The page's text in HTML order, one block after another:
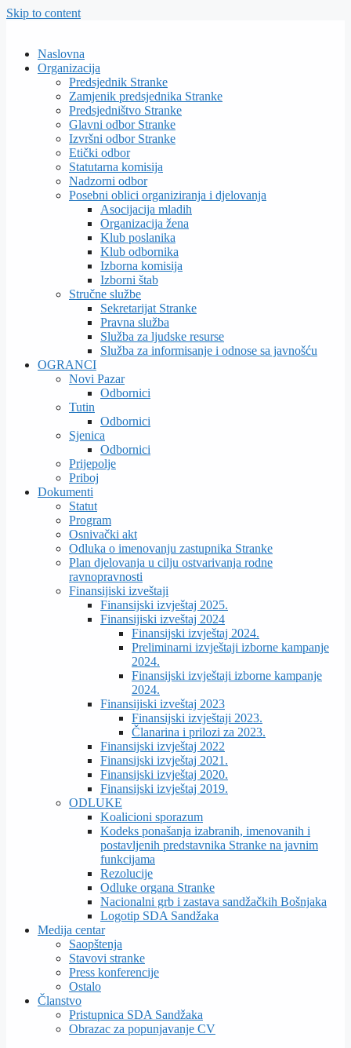
Skip to content
Naslovna
Organizacija
Predsjednik Stranke
Zamjenik predsjednika Stranke
Predsjedništvo Stranke
Glavni odbor Stranke
Izvršni odbor Stranke
Etički odbor
Statutarna komisija
Nadzorni odbor
Posebni oblici organiziranja i djelovanja
Asocijacija mladih
Organizacija žena
Klub poslanika
Klub odbornika
Izborna komisija
Izborni štab
Stručne službe
Sekretarijat Stranke
Pravna služba
Služba za ljudske resurse
Služba za informisanje i odnose sa javnošću
OGRANCI
Novi Pazar
Odbornici
Tutin
Odbornici
Sjenica
Odbornici
Prijepolje
Priboj
Dokumenti
Statut
Program
Osnivački akt
Odluka o imenovanju zastupnika Stranke
Plan djelovanja u cilju ostvarivanja rodne
ravnopravnosti
Finansijiski izveštaji
Finansijski izvještaj 2025.
Finansijiski izveštaj 2024
Finansijski izvještaj 2024.
Preliminarni izvještaji izborne kampanje
2024.
Finansijski izvještaji izborne kampanje
2024.
Finansijiski izveštaj 2023
Finansijski izvještaji 2023.
Članarina i prilozi za 2023.
Finansijski izvještaj 2022
Finansijski izvještaj 2021.
Finansijski izvještaj 2020.
Finansijski izvještaj 2019.
ODLUKE
Koalicioni sporazum
Kodeks ponašanja izabranih, imenovanih i
postavljenih predstavnika Stranke na javnim
funkcijama
Rezolucije
Odluke organa Stranke
Nacionalni grb i zastava sandžačkih Bošnjaka
Logotip SDA Sandžaka
Medija centar
Saopštenja
Stavovi stranke
Press konferencije
Ostalo
Članstvo
Pristupnica SDA Sandžaka
Obrazac za popunjavanje CV